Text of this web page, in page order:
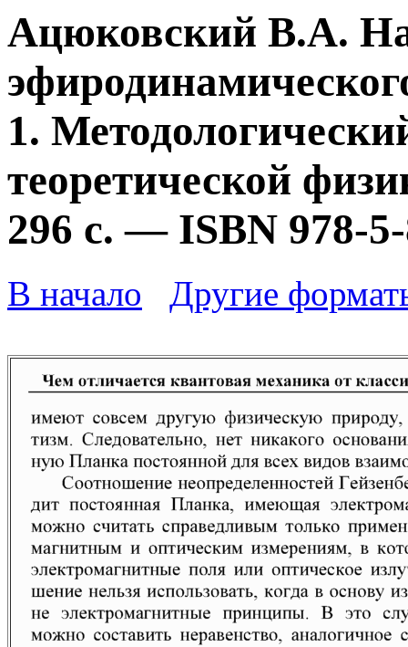
Ацюковский В.А.
1.
теоретической
296 с. — ISBN 978-
В начало Другие